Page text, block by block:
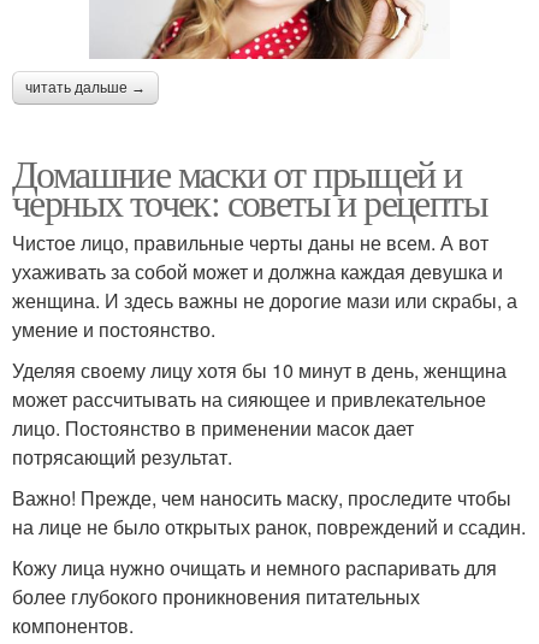
читать дальше →
Домашние маски от прыщей и
черных точек: советы и рецепты
Чистое лицо, правильные черты даны не всем. А вот
ухаживать за собой может и должна каждая девушка и
женщина. И здесь важны не дорогие мази или скрабы, а
умение и постоянство.
Уделяя своему лицу хотя бы 10 минут в день, женщина
может рассчитывать на сияющее и привлекательное
лицо. Постоянство в применении масок дает
потрясающий результат.
Важно! Прежде, чем наносить маску, проследите чтобы
на лице не было открытых ранок, повреждений и ссадин.
Кожу лица нужно очищать и немного распаривать для
более глубокого проникновения питательных
компонентов.